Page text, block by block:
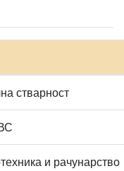
стварност
и рачунарство